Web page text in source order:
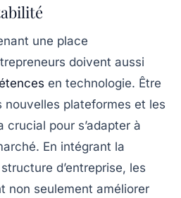
une place
doivent aussi
en technologie. Être
nouvelles plateformes et les
crucial pour s’adapter à
En intégrant la
d’entreprise, les
non seulement améliorer